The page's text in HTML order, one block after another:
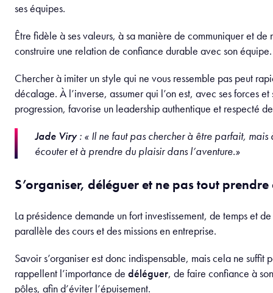
l’organisation et à m’adapter en permanence. »
Cette gestion du temps et des priorités pousse à prendre des
doivent d’être rapides, souvent dans l’incertitude, tout en
stratégie en fonction des contraintes opérationnelles,
disponibles et des objectifs fixés.
Communication, écoute et leadership humain
Le président incarne. Le président communique. Il transmet
le président nourrit son leadership en apprenant à écouter
une équipe fonctionnelle.
Étudiante repose avant tout sur la qualité des échanges
de leurs entreprises étudiantes.